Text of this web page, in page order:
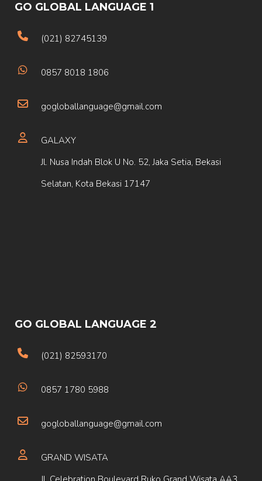
GO GLOBAL LANGUAGE 1
(021) 82745139
0857 8018 1806
gogloballanguage@gmail.com
GALAXY
Jl. Nusa Indah Blok U No. 52, Jaka Setia, Bekasi
Selatan, Kota Bekasi 17147
GO GLOBAL LANGUAGE 2
(021) 82593170
0857 1780 5988
gogloballanguage@gmail.com
GRAND WISATA